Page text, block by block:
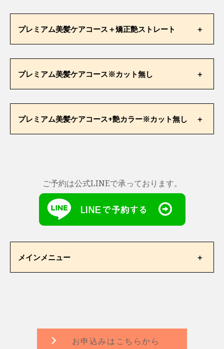
ご新規様
限定価格
¥11,000
通常価格
ご新規様
プレミアム美髪ケアコース＋矯正艶ストレート
通常価格
ご新規様
プレミアム美髪ケアコース※カット無し
¥16,500 ¥9,900
プレミアム美髪ケアコース+艶カラー※カット無し
通常価格
ご新規様
¥27,500 ¥13,750
ご予約は公式LINEで承っております。
メインメニュー
メニュー名 通常価格
お申込みはこちらから